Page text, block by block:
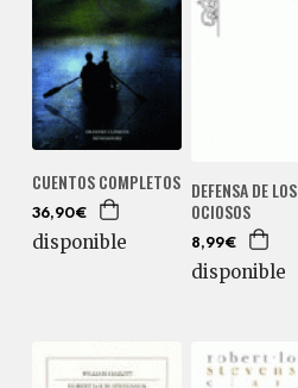
CUENTOS COMPLETOS
36,90€
disponible
DEFENSA DE LOS
OCIOSOS
8,99€
disponible